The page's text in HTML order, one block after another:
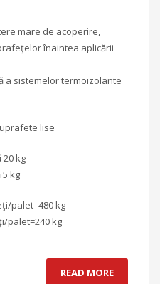
mare de acoperire,
înaintea aplicării
a sistemelor termoizolante
lise
20 kg
kg
palet=480 kg
kg
READ MORE